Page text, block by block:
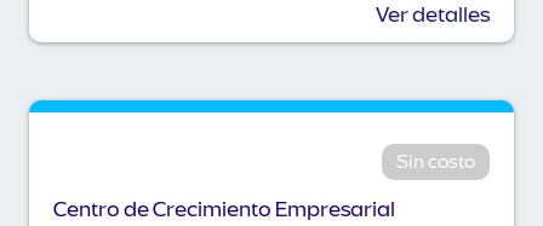
Ver detalles
Sin costo
Centro de Crecimiento Empresarial